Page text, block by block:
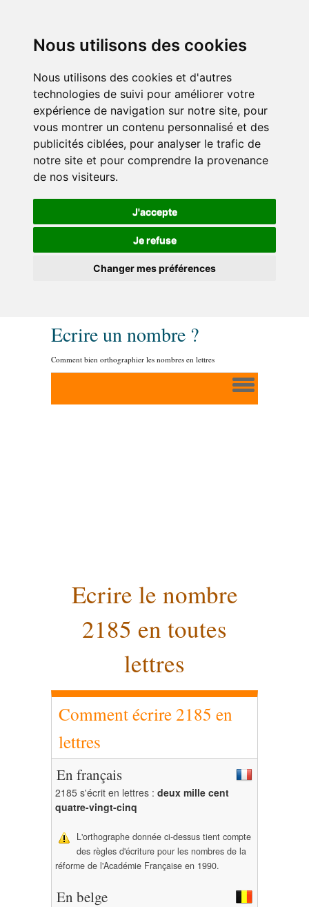
Nous utilisons des cookies
Nous utilisons des cookies et d'autres
technologies de suivi pour améliorer votre
expérience de navigation sur notre site, pour
vous montrer un contenu personnalisé et des
publicités ciblées, pour analyser le trafic de
notre site et pour comprendre la provenance
de nos visiteurs.
J'accepte
Je refuse
Changer mes préférences
Ecrire un nombre ?
Comment bien orthographier les nombres en lettres
Ecrire le nombre
2185 en toutes
lettres
Comment écrire 2185 en
lettres
En français
2185 s'écrit en lettres : deux mille cent
quatre-vingt-cinq
L'orthographe donnée ci-dessus tient compte
des règles d'écriture pour les nombres de la
réforme de l'Académie Française en 1990.
En belge